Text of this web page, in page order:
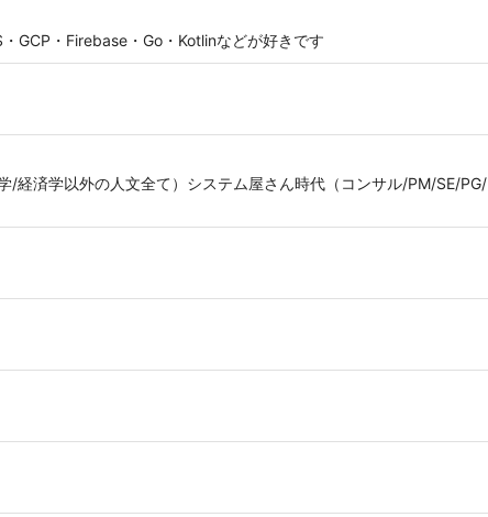
GCP・Firebase・Go・Kotlinなどが好きです
済学以外の人文全て）システム屋さん時代（コンサル/PM/SE/PG/